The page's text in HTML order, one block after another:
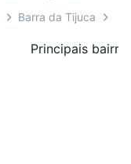
Barra da Tijuca